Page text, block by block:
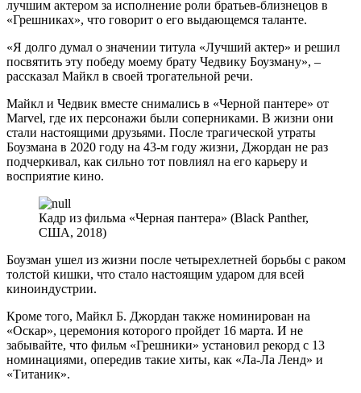
лучшим актером за исполнение роли братьев-близнецов в
«Грешниках», что говорит о его выдающемся таланте.
«Я долго думал о значении титула «Лучший актер» и решил
посвятить эту победу моему брату Чедвику Боузману», –
рассказал Майкл в своей трогательной речи.
Майкл и Чедвик вместе снимались в «Черной пантере» от
Marvel, где их персонажи были соперниками. В жизни они
стали настоящими друзьями. После трагической утраты
Боузмана в 2020 году на 43-м году жизни, Джордан не раз
подчеркивал, как сильно тот повлиял на его карьеру и
восприятие кино.
Кадр из фильма «Черная пантера» (Black Panther,
США, 2018)
Боузман ушел из жизни после четырехлетней борьбы с раком
толстой кишки, что стало настоящим ударом для всей
киноиндустрии.
Кроме того, Майкл Б. Джордан также номинирован на
«Оскар», церемония которого пройдет 16 марта. И не
забывайте, что фильм «Грешники» установил рекорд с 13
номинациями, опередив такие хиты, как «Ла-Ла Ленд» и
«Титаник».